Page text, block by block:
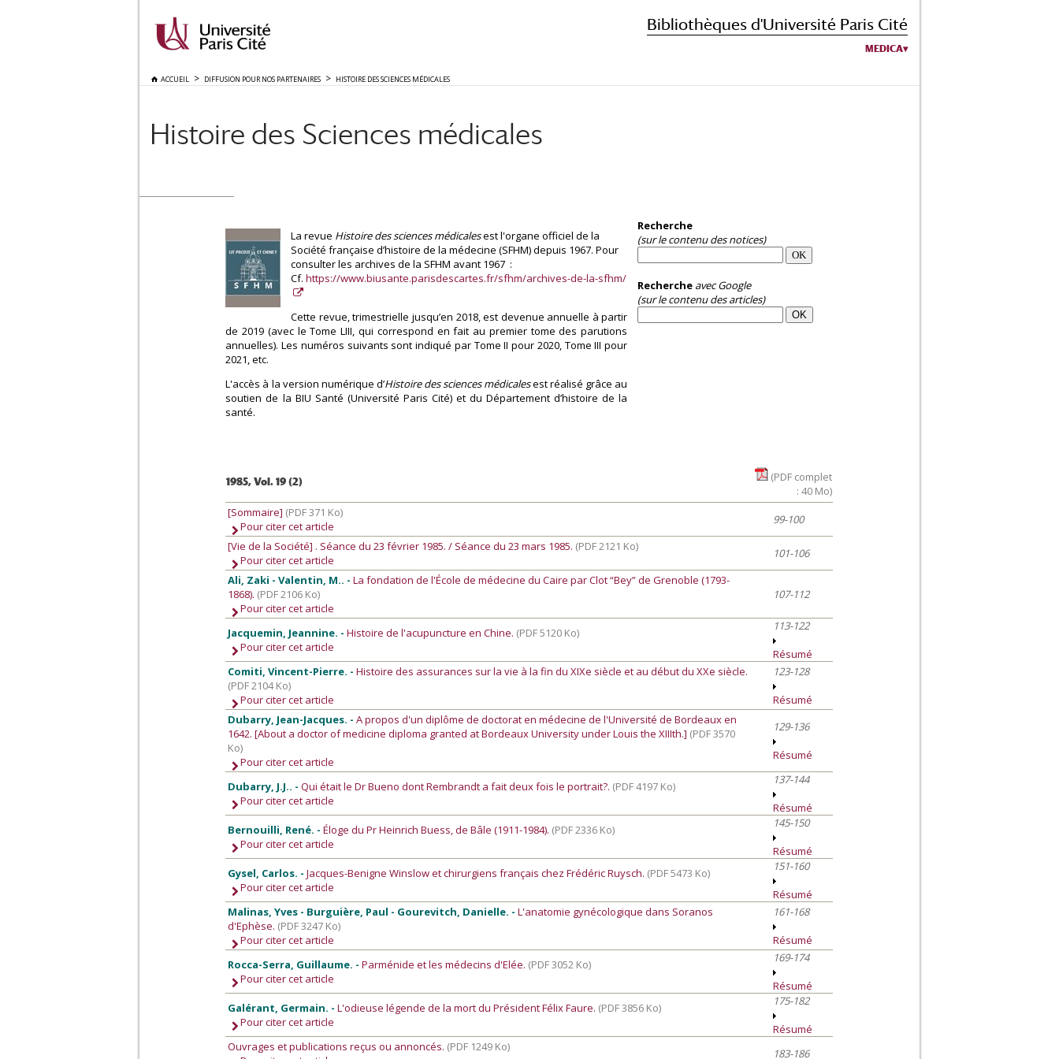
Bibliothèques d'Université Paris Cité
MEDICA
ACCUEIL DIFFUSION POUR NOS PARTENAIRES HISTOIRE DES SCIENCES MÉDICALES
Histoire des Sciences médicales
La revue Histoire des sciences médicalesest l'organe officiel de la
Société française d’histoire de la médecine (SFHM) depuis 1967. Pour
consulter les archives de la SFHM avant 1967 :
Cf.https://www.biusante.parisdescartes.fr/sfhm/archives-de-la-sfhm/
Cette revue, trimestrielle jusqu’en 2018, est devenue annuelle à partir
de 2019 (avec le Tome LIII, qui correspond en fait au premier tome des parutions
annuelles). Les numéros suivants sont indiqué par Tome II pour 2020, Tome III pour
2021, etc.
L'accès à la version numérique d’Histoire des sciences médicalesest réalisé grâce au
soutien de la BIU Santé (Université Paris Cité) et du Département d’histoire de la
santé.
Recherche
(sur le contenu des notices)
Recherche avec Google
(sur le contenu des articles)
1985, Vol. 19 (2)
(PDF complet
: 40 Mo)
[Sommaire] (PDF 371 Ko)
Pour citer cet article
99-100
[Vie de la Société] . Séance du 23 février 1985. / Séance du 23 mars 1985. (PDF 2121 Ko)
Pour citer cet article
101-106
Ali, Zaki - Valentin, M.. -La fondation de l'École de médecine du Caire par Clot “Bey” de Grenoble (1793-
1868). (PDF 2106 Ko)
Pour citer cet article
107-112
Jacquemin, Jeannine. -Histoire de l'acupuncture en Chine. (PDF 5120 Ko)
Pour citer cet article
113-122
Résumé
Comiti, Vincent-Pierre. -Histoire des assurances sur la vie à la fin du XIXe siècle et au début du XXe siècle.
(PDF 2104 Ko)
Pour citer cet article
123-128
Résumé
Dubarry, Jean-Jacques. -A propos d'un diplôme de doctorat en médecine de l'Université de Bordeaux en
1642. [About a doctor of medicine diploma granted at Bordeaux University under Louis the XIIIth.] (PDF 3570
Ko)
Pour citer cet article
129-136
Résumé
Dubarry, J.J.. -Qui était le Dr Bueno dont Rembrandt a fait deux fois le portrait?. (PDF 4197 Ko)
Pour citer cet article
137-144
Résumé
Bernouilli, René. -Éloge du Pr Heinrich Buess, de Bâle (1911-1984). (PDF 2336 Ko)
Pour citer cet article
145-150
Résumé
Gysel, Carlos. -Jacques-Benigne Winslow et chirurgiens français chez Frédéric Ruysch. (PDF 5473 Ko)
Pour citer cet article
151-160
Résumé
Malinas, Yves - Burguière, Paul - Gourevitch, Danielle. -L'anatomie gynécologique dans Soranos
d'Ephèse. (PDF 3247 Ko)
Pour citer cet article
161-168
Résumé
Rocca-Serra, Guillaume. -Parménide et les médecins d'Elée. (PDF 3052 Ko)
Pour citer cet article
169-174
Résumé
Galérant, Germain. -L'odieuse légende de la mort du Président Félix Faure. (PDF 3856 Ko)
Pour citer cet article
175-182
Résumé
Ouvrages et publications reçus ou annoncés. (PDF 1249 Ko)
183-186